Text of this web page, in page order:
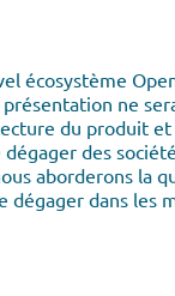
écosystème
ne
du produit
des
aborderons la
dégager dans les